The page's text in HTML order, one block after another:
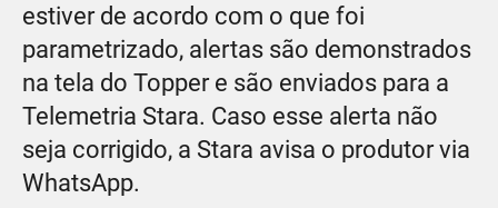
estiver de acordo com o que foi
parametrizado, alertas são demonstrados
na tela do Topper e são enviados para a
Telemetria Stara. Caso esse alerta não
seja corrigido, a Stara avisa o produtor via
WhatsApp.